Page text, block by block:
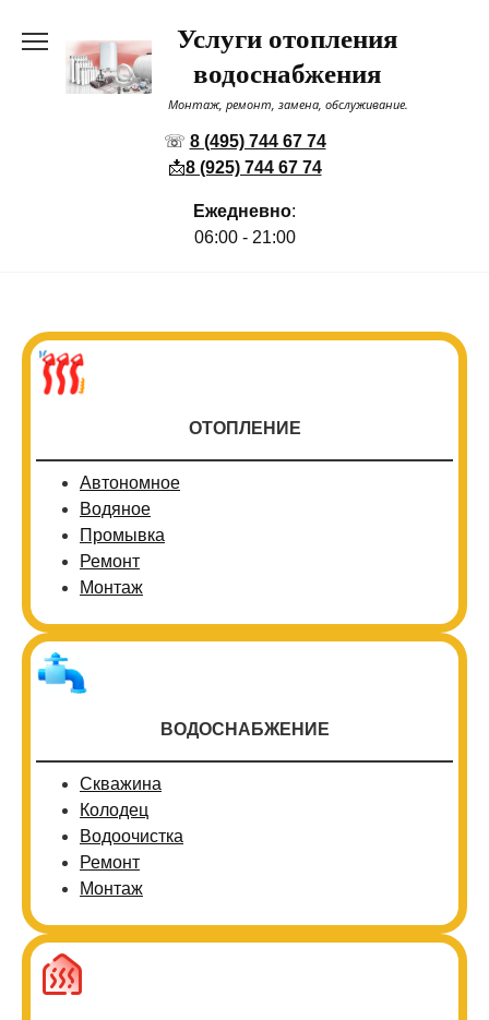
содержанию
Услуги отопления
водоснабжения
Монтаж, ремонт, замена, обслуживание.
☏ 8 (495) 744 67 74
📩8 (925) 744 67 74
Ежедневно:
06:00 - 21:00
ОТОПЛЕНИЕ
Автономное
Водяное
Промывка
Ремонт
Монтаж
ВОДОСНАБЖЕНИЕ
Скважина
Колодец
Водоочистка
Ремонт
Монтаж